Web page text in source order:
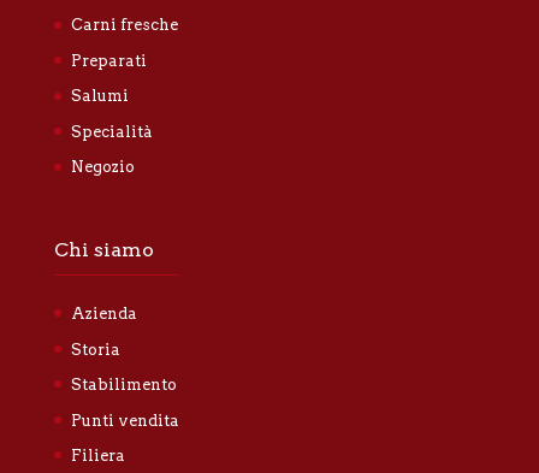
Carni fresche
Preparati
Salumi
Specialità
Negozio
Chi siamo
Azienda
Storia
Stabilimento
Punti vendita
Filiera